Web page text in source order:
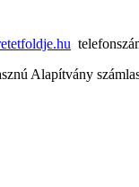
Alapítvány